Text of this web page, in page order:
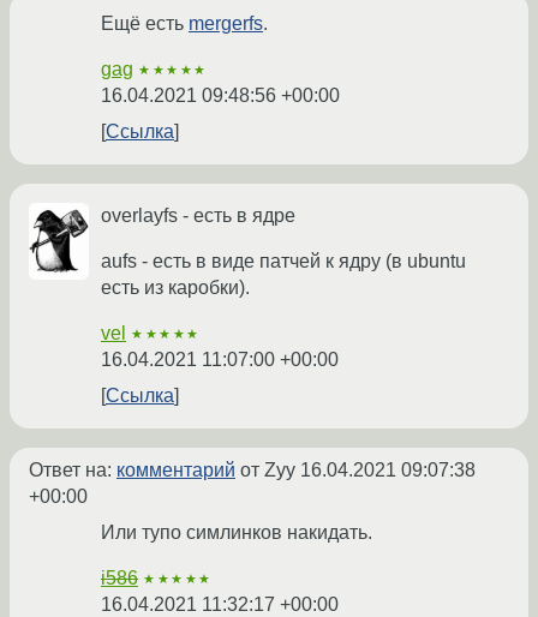
Ещё есть mergerfs.
gag ★★★★★
16.04.2021 09:48:56 +00:00
Ссылка
overlayfs - есть в ядре
aufs - есть в виде патчей к ядру (в ubuntu
есть из каробки).
vel ★★★★★
16.04.2021 11:07:00 +00:00
Ссылка
Ответ на: комментарий от Zyy 16.04.2021 09:07:38
+00:00
Или тупо симлинков накидать.
i586 ★★★★★
16.04.2021 11:32:17 +00:00